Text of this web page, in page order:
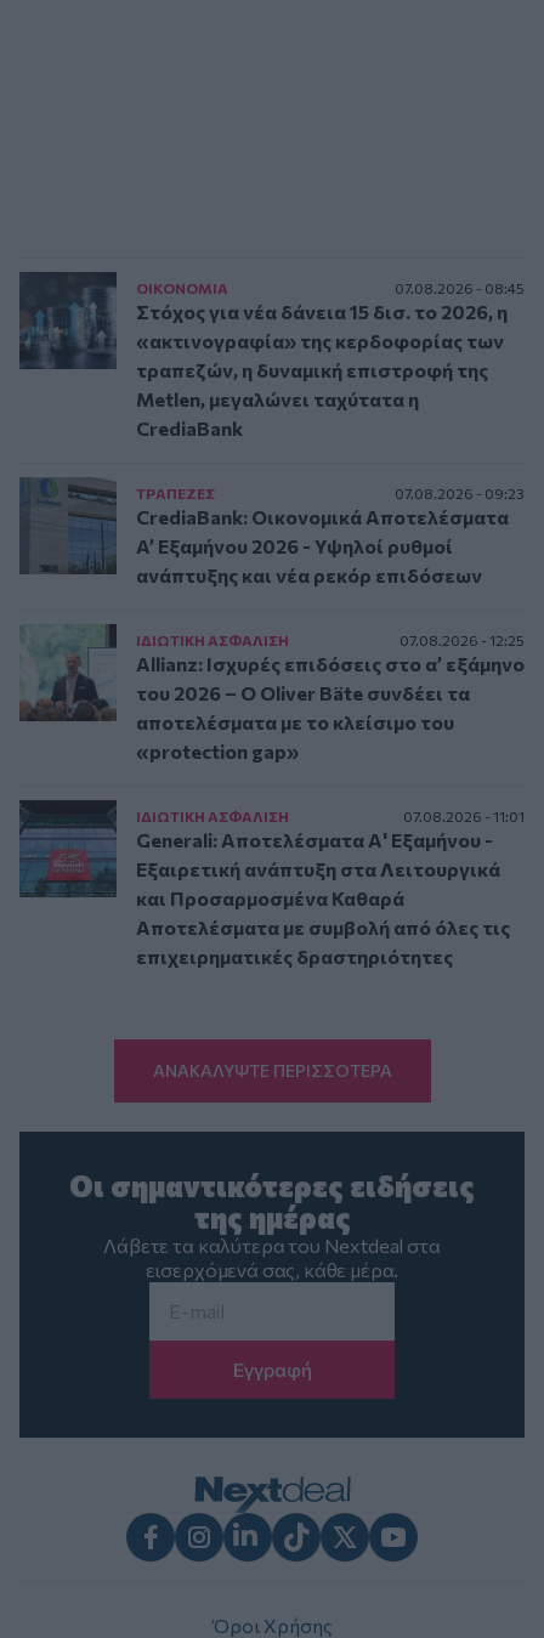
ΟΙΚΟΝΟΜΙΑ 07.08.2026 - 08:45
Στόχος για νέα δάνεια 15 δισ. το 2026, η
«ακτινογραφία» της κερδοφορίας των
τραπεζών, η δυναμική επιστροφή της
Metlen, μεγαλώνει ταχύτατα η
CrediaBank
ΤΡAΠΕΖΕΣ 07.08.2026 - 09:23
CrediaBank: Οικονομικά Αποτελέσματα
A’ Εξαμήνου 2026 - Υψηλοί ρυθμοί
ανάπτυξης και νέα ρεκόρ επιδόσεων
ΙΔΙΩΤΙΚΗ ΑΣΦAΛΙΣΗ 07.08.2026 - 12:25
Allianz: Ισχυρές επιδόσεις στο α’ εξάμηνο
του 2026 – Ο Oliver Bäte συνδέει τα
αποτελέσματα με το κλείσιμο του
«protection gap»
ΙΔΙΩΤΙΚΗ ΑΣΦAΛΙΣΗ 07.08.2026 - 11:01
Generali: Αποτελέσματα Α' Εξαμήνου -
Εξαιρετική ανάπτυξη στα Λειτουργικά
και Προσαρμοσμένα Καθαρά
Αποτελέσματα με συμβολή από όλες τις
επιχειρηματικές δραστηριότητες
ΑΝΑΚΑΛΥΨΤΕ ΠΕΡΙΣΣΟΤΕΡΑ
Οι σημαντικότερες ειδήσεις
της ημέρας
Λάβετε τα καλύτερα του Nextdeal στα
εισερχόμενά σας, κάθε μέρα.
Όροι Χρήσης